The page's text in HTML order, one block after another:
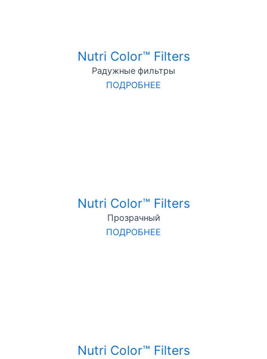
Nutri Color™ Filters
Радужные фильтры
ПОДРОБНЕЕ
Nutri Color™ Filters
Прозрачный
ПОДРОБНЕЕ
Nutri Color™ Filters